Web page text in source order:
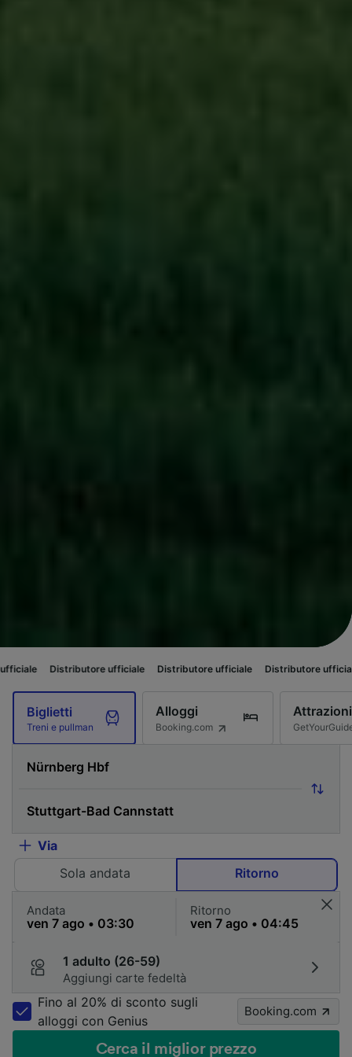
ufficiale Distributore ufficiale Distributore ufficiale
Biglietti
Treni e pullman
Alloggi
Booking.com
Attrazioni
Via
Sola andata
Ritorno
Andata Ritorno
1 adulto (26-59)
Aggiungi carte fedeltà
Fino al 20% di sconto sugli
alloggi con Genius
Booking.com
Cerca il miglior prezzo